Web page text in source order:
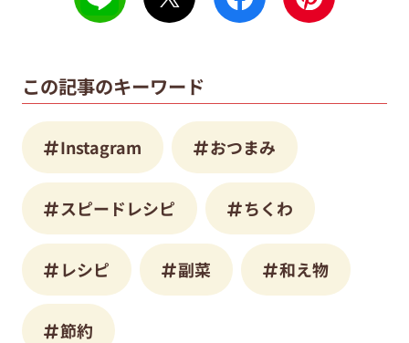
この記事のキーワード
Instagram おつまみ
スピードレシピ ちくわ
レシピ 副菜 和え物
節約